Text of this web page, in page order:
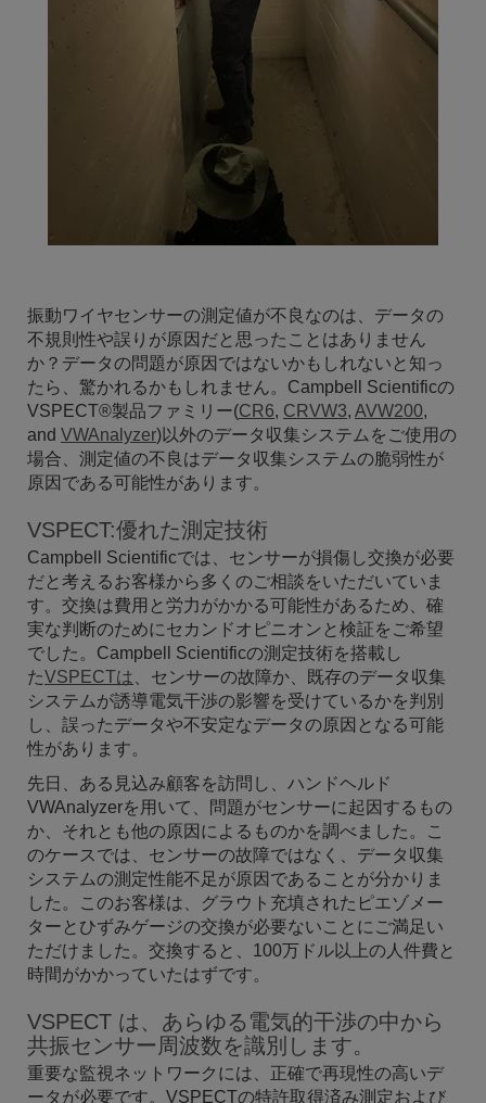
振動ワイヤセンサーの測定値が不良なのは、データの
不規則性や誤りが原因だと思ったことはありません
か？データの問題が原因ではないかもしれないと知っ
たら、驚かれるかもしれません。Campbell Scientificの
VSPECT®製品ファミリー(CR6, CRVW3, AVW200,
and VWAnalyzer)以外のデータ収集システムをご使用の
場合 、測定値の不良はデータ収集システムの脆弱性が
原因である可能性があります。
VSPECT:優れた測定技術
Campbell Scientificでは、センサーが損傷し交換が必要
だと考えるお客様から多くのご相談をいただいていま
す。交換は費用と労力がかかる可能性があるため、確
実な判断のためにセカンドオピニオンと検証をご希望
でした。Campbell Scientificの測定技術を搭載し
たVSPECTは 、センサーの故障か、既存のデータ収集
システムが誘導電気干渉の影響を受けているかを判別
し、誤ったデータや不安定なデータの原因となる可能
性があります。
先日、ある見込み顧客を訪問し、ハンドヘルド
VWAnalyzerを用いて、問題がセンサーに起因するもの
か、それとも他の原因によるものかを調べました。こ
のケースでは、センサーの故障ではなく、データ収集
システムの測定性能不足が原因であることが分かりま
した。このお客様は、グラウト充填されたピエゾメー
ターとひずみゲージの交換が必要ないことにご満足い
ただけました。交換すると、100万ドル以上の人件費と
時間がかかっていたはずです。
VSPECT は、あらゆる電気的干渉の中から
共振センサー周波数を識別します。
重要な監視ネットワークには、正確で再現性の高いデ
ータが必要です。VSPECTの特許取得済み測定および